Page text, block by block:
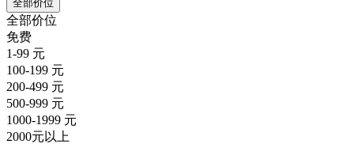
全部价位
全部价位
免费
1-99 元
100-199 元
200-499 元
500-999 元
1000-1999 元
2000元以上